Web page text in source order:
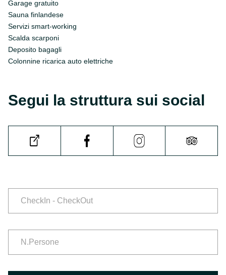
Garage gratuito
Sauna finlandese
Servizi smart-working
Scalda scarponi
Deposito bagagli
Colonnine ricarica auto elettriche
Segui la struttura sui social